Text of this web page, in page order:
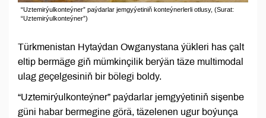
“Uztemirýulkonteýner” paýdarlar jemgyýetiniň konteýnerlerli otlusy, (Surat:
“Uztemirýulkonteýner”)
Türkmenistan Hytaýdan Owganystana ýükleri has çalt
eltip bermäge giň mümkinçilik berýän täze multimodal
ulag geçelgesiniň bir bölegi boldy.
“Uztemirýulkonteýner” paýdarlar jemgyýetiniň sişenbe
güni habar bermegine görä, täzelenen ugur boýunça